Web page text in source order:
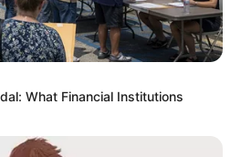
All That Luxury For Mere $1.6
What Financial Institutions